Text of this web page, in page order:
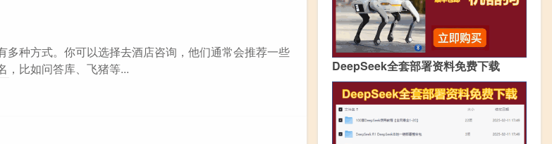
多种方式。你可以选择去酒店咨询，他们通常会推荐一些
，比如问答库、飞猪等...
DeepSeek全套部署资料免费下载